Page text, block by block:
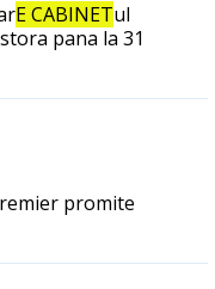
E CABINETul
pana la 31
promite